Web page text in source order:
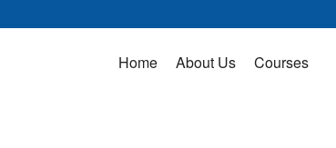
Home About Us Courses